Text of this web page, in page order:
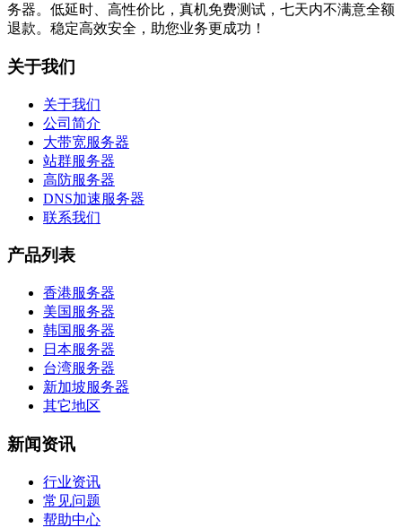
务器。低延时、高性价比，真机免费测试，七天内不满意全额
退款。稳定高效安全，助您业务更成功！
关于我们
关于我们
公司简介
大带宽服务器
站群服务器
高防服务器
DNS加速服务器
联系我们
产品列表
香港服务器
美国服务器
韩国服务器
日本服务器
台湾服务器
新加坡服务器
其它地区
新闻资讯
行业资讯
常见问题
帮助中心